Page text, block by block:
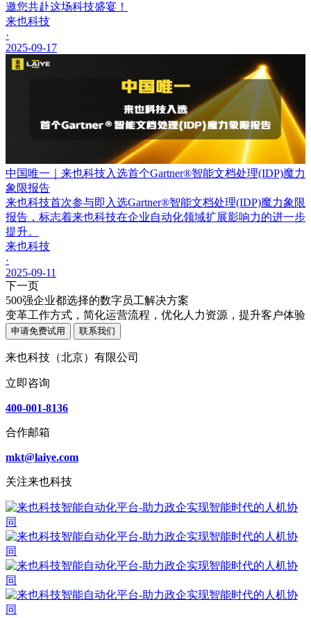
邀您共赴这场科技盛宴！
来也科技
·
2025-09-17
中国唯一｜来也科技入选首个Gartner®智能文档处理(IDP)魔力
象限报告
来也科技首次参与即入选Gartner®智能文档处理(IDP)魔力象限
报告，标志着来也科技在企业自动化领域扩展影响力的进一步
提升。
来也科技
·
2025-09-11
下一页
500强企业都选择的数字员工解决方案
变革工作方式，简化运营流程，优化人力资源，提升客户体验
申请免费试用 联系我们
来也科技（北京）有限公司
立即咨询
400-001-8136
合作邮箱
mkt@laiye.com
关注来也科技